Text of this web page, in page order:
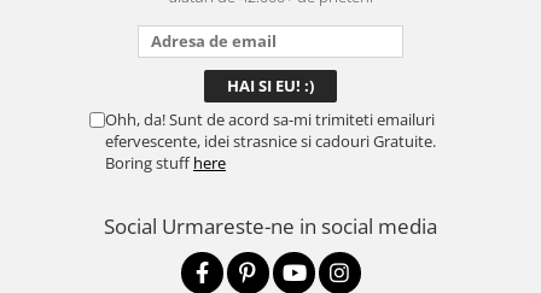
Ohh, da! Sunt de acord sa-mi trimiteti emailuri
efervescente, idei strasnice si cadouri Gratuite.
Boring stuffhere
Social Urmareste-ne in social media